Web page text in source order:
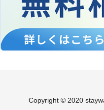
Copyright © 2020